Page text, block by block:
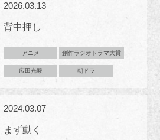
2026.03.13
背中押し
アニメ 創作ラジオドラマ大賞
広田光毅 朝ドラ
2024.03.07
まず動く